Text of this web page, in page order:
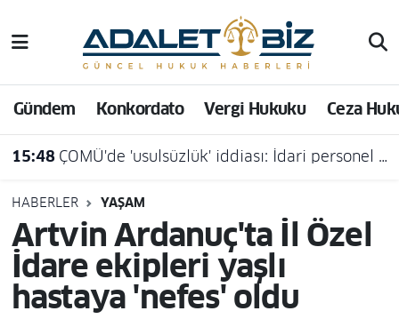
Gündem Konkordato Vergi Hukuku Ceza
15:48 ÇOMÜ'de 'usulsüzlük' iddiası: İdari personel açığa alındı
HABERLER YAŞAM
Artvin Ardanuç'ta İl Özel
İdare ekipleri yaşlı
hastaya 'nefes' oldu
Hava Durumu
Trafik Durumu
Süper Lig Puan Durumu ve Fikstür
Tüm Manşetler
Son Dakika Haberleri
Haber Arşivi